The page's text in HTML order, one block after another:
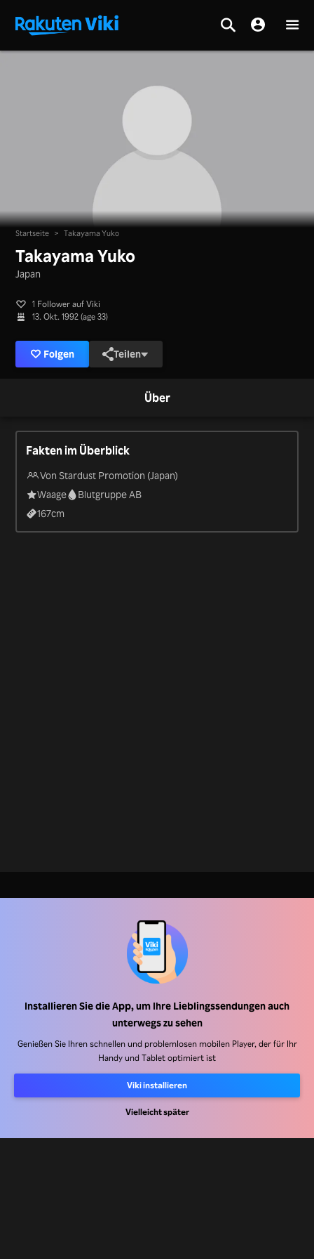
Installieren Sie die App, um Ihre Lieblingssendungen auch
unterwegs zu sehen
Genießen Sie Ihren schnellen und problemlosen mobilen Player, der für Ihr
Handy und Tablet optimiert ist
Viki installieren
Vielleicht später
Startseite > Takayama Yuko
Takayama Yuko
Japan
1 Follower auf Viki
13. Okt. 1992 (age 33)
Folgen Teilen
Über
Fakten im Überblick
Von Stardust Promotion (Japan)
Waage
Blutgruppe AB
167cm
Hilfe Center
Arbeiten Sie mit uns zusammen